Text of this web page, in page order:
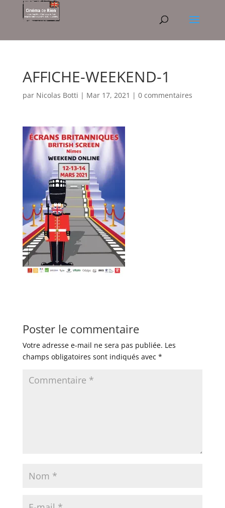
AFFICHE-WEEKEND-1
par Nicolas Botti | Mar 17, 2021 | 0 commentaires
Poster le commentaire
Votre adresse e-mail ne sera pas publiée. Les
champs obligatoires sont indiqués avec *